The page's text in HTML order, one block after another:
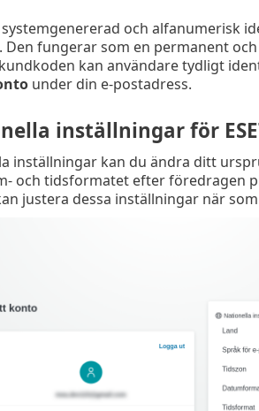
och alfanumerisk
Den fungerar som en permanent
kan användare tydligt
under din e-postadress.
inställningar för
inställningar kan du ändra ditt
och tidsformatet efter föredragen
justera dessa inställningar när